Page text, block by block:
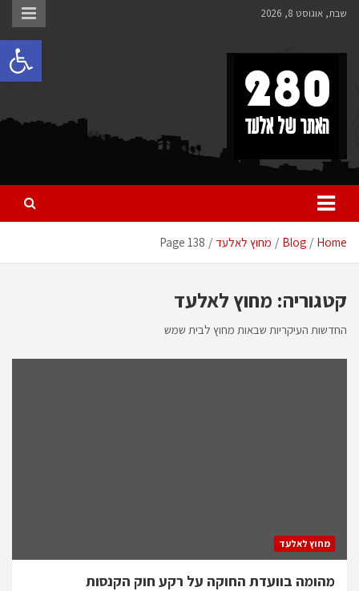
Skipשבת, אוגוסט 8, 2026
280 – חדשות אלעד
כל מה שחדש ומעניין באלעד
Home
Blog מחוץ לאלעד Page 138
קטגוריה: מחוץ לאלעד
החדשות העיקריות שבאות מחוץ לבית שמש
מחוץ לאלעד
מהומה בוועדת החוקה על רקע חוק הקנסות